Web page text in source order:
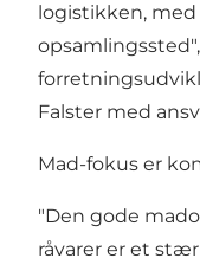
logistikken,
Falster med
Mad-fokus er
"Den gode
råvarer er et